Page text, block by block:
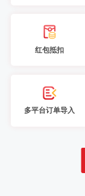
红包抵扣
多平台订单导入